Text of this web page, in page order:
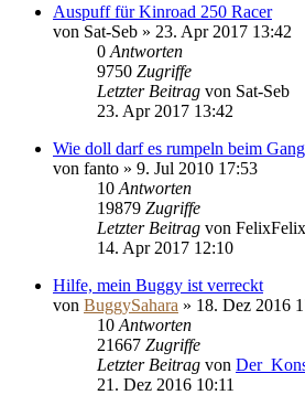
Auspuff für Kinroad 250 Racer
von Sat-Seb » 23. Apr 2017 13:42
0 Antworten
9750 Zugriffe
Letzter Beitrag von Sat-Seb
23. Apr 2017 13:42
Wie doll darf es rumpeln beim
von fanto » 9. Jul 2010 17:53
10 Antworten
19879 Zugriffe
Letzter Beitrag von FelixFelix
14. Apr 2017 12:10
Hilfe, mein Buggy ist verreckt
von BuggySahara » 18. Dez 2016
10 Antworten
21667 Zugriffe
Letzter Beitrag von
21. Dez 2016 10:11